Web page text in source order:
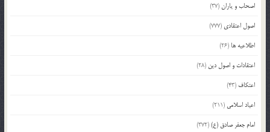
اصحاب و یاران(37)
اصول اعتقادی (777)
اطلاعیه ها (26)
اعتقادات و اصول دین (28)
اعتکاف (43)
اعیاد اسلامی (211)
امام جعفر صادق (ع)(372)